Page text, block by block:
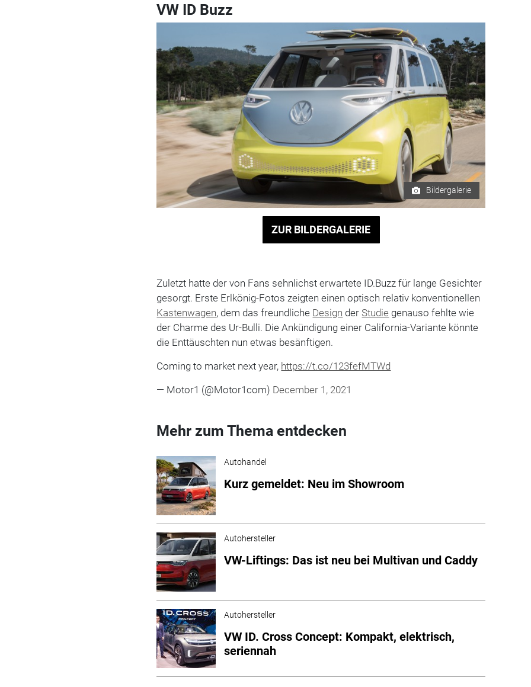
VW ID Buzz
Bildergalerie
ZUR BILDERGALERIE
Zuletzt hatte der von Fans sehnlichst erwartete ID.Buzz für lange Gesichter
gesorgt. Erste Erlkönig-Fotos zeigten einen optisch relativ konventionellen
Kastenwagen, dem das freundliche Design der Studie genauso fehlte wie
der Charme des Ur-Bulli. Die Ankündigung einer California-Variante könnte
die Enttäuschten nun etwas besänftigen.
Coming to market next year, https://t.co/123fefMTWd
— Motor1 (@Motor1com) December 1, 2021
Mehr zum Thema entdecken
Autohandel
Kurz gemeldet: Neu im Showroom
Autohersteller
VW-Liftings: Das ist neu bei Multivan und Caddy
Autohersteller
VW ID. Cross Concept: Kompakt, elektrisch,
seriennah